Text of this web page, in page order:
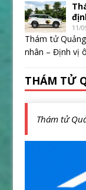
11/
Thám tử
nhân – Định vị
THÁM TỬ
Thám tử